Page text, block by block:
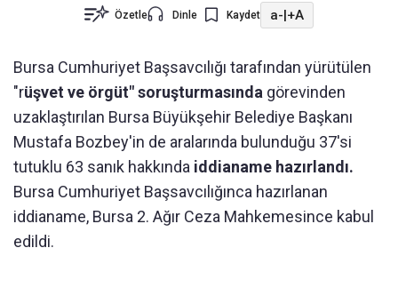
Özetle Dinle Kaydet a-|+A
Bursa Cumhuriyet Başsavcılığı tarafından yürütülen
"rüşvet ve örgüt" soruşturmasında görevinden
uzaklaştırılan Bursa Büyükşehir Belediye Başkanı
Mustafa Bozbey'in de aralarında bulunduğu 37'si
tutuklu 63 sanık hakkında iddianame hazırlandı.
Bursa Cumhuriyet Başsavcılığınca hazırlanan
iddianame, Bursa 2. Ağır Ceza Mahkemesince kabul
edildi.